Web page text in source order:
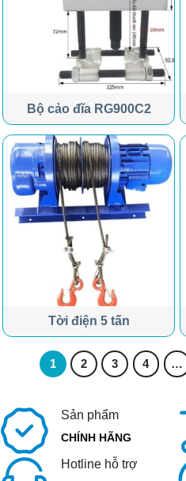
Bộ cảo đĩa RG900C2
Tời điện 5 tấn
1 2 3 4 …
Sản phẩm
CHÍNH HÃNG
Hotline hỗ trợ